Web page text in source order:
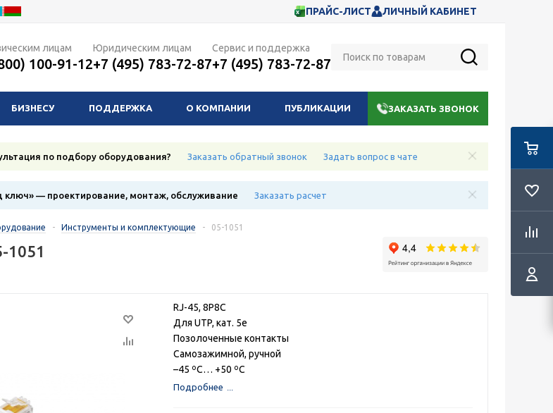
ПРАЙС-ЛИСТ ЛИЧНЫЙ КАБИНЕТ
лицам
100-91-12
Юридическим лицам
+7 (495) 783-72-87
Сервис и поддержка
+7 (495) 783-72-87
БИЗНЕСУ ПОДДЕРЖКА О КОМПАНИИ ПУБЛИКАЦИИ ЗАКАЗАТЬ ЗВОНОК
по подбору оборудования? Заказать обратный звонок Задать вопрос в чате
— проектирование, монтаж, обслуживание Заказать расчет
- Инструменты и комплектующие - 05-1051
1051
RJ-45, 8P8C
Для UTP, кат. 5e
Позолоченные контакты
Самозажимной, ручной
–45 ºС… +50 ºС
Подробнее